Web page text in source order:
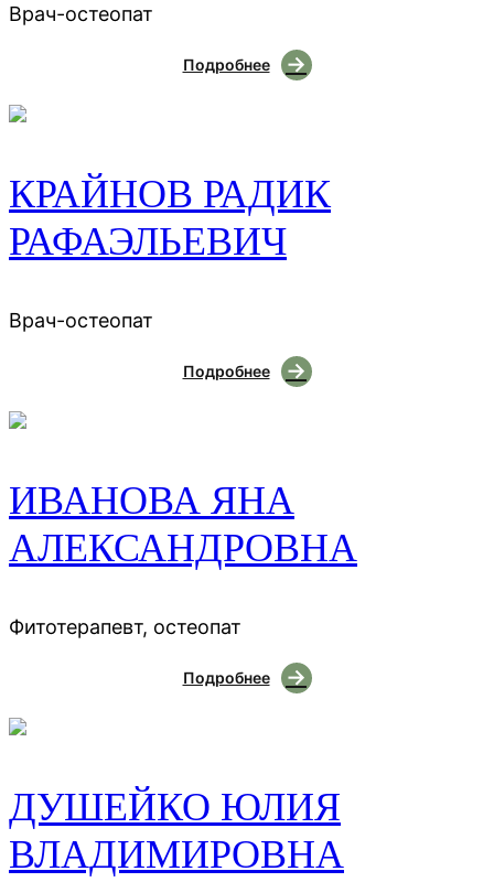
Врач-остеопат
Подробнее
КРАЙНОВ РАДИК
РАФАЭЛЬЕВИЧ
Врач-остеопат
Подробнее
ИВАНОВА ЯНА
АЛЕКСАНДРОВНА
Фитотерапевт, остеопат
Подробнее
ДУШЕЙКО ЮЛИЯ
ВЛАДИМИРОВНА